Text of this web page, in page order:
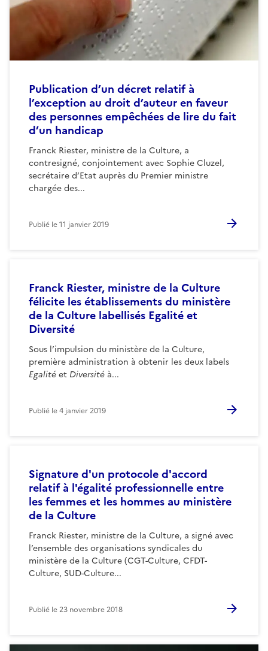
Publication d’un décret relatif à
l’exception au droit d’auteur en faveur
des personnes empêchées de lire du fait
d’un handicap
Franck Riester, ministre de la Culture, a
contresigné, conjointement avec Sophie Cluzel,
secrétaire d’Etat auprès du Premier ministre
chargée des...
Publié le11 janvier 2019
Franck Riester, ministre de la Culture
félicite les établissements du ministère
de la Culture labellisés Egalité et
Diversité
Sous l’impulsion du ministère de la Culture,
première administration à obtenir les deux labels
Egalitéet Diversité à...
Publié le4 janvier 2019
Signature d'un protocole d'accord
relatif à l'égalité professionnelle entre
les femmes et les hommes au ministère
de la Culture
Franck Riester, ministre de la Culture, a signé avec
l’ensemble des organisations syndicales du
ministère de la Culture (CGT-Culture, CFDT-
Culture, SUD-Culture...
Publié le23 novembre 2018